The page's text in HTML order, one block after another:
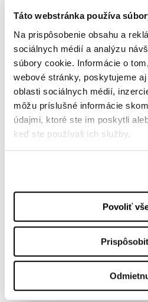
Táto webstránka používa
Na prispôsobenie obsahu a
sociálnych médií a analýzu
súbory cookie. Informácie o
webové stránky, poskytujeme
oblasti sociálnych médií,
môžu príslušné informácie
údajmi, ktoré ste im poskytli
keď ste používali ich služby.
Povoliť
Portfólio
Ocenení
Kariéra
Kontakt
Director Of Taste
Connecting the DOTS
en
/
the dots